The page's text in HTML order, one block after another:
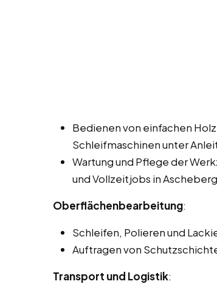
Bedienen von einfachen
Schleifmaschinen unter
Wartung und Pflege der
und Vollzeitjobs in
Oberflächenbearbeitung:
Schleifen, Polieren und
Auftragen von
Transport und Logistik: